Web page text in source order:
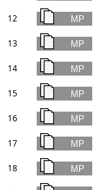
12
13
14
15
16
17
18